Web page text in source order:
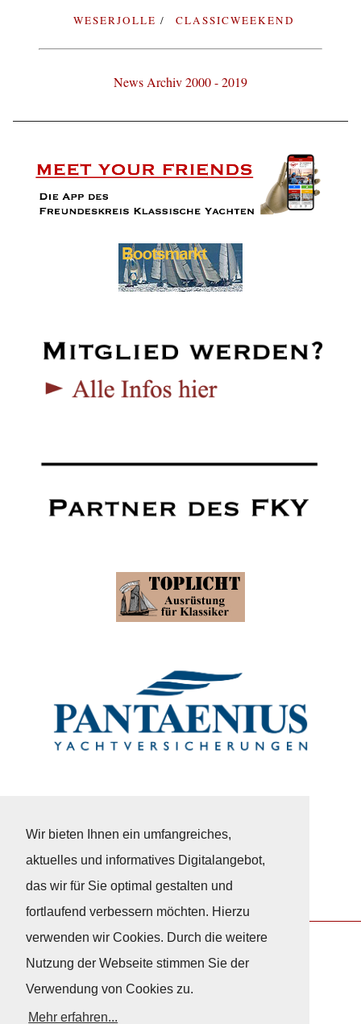
Wir bieten Ihnen ein umfangreiches,
aktuelles und informatives Digitalangebot,
das wir für Sie optimal gestalten und
fortlaufend verbessern möchten. Hierzu
verwenden wir Cookies. Durch die weitere
Nutzung der Webseite stimmen Sie der
Verwendung von Cookies zu.
Mehr erfahren...
WESERJOLLE
CLASSICWEEKEND
News Archiv 2000 - 2019